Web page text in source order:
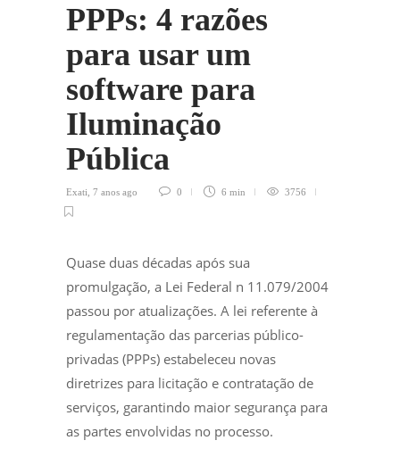
PPPs: 4 razões
para usar um
software para
Iluminação
Pública
Exati 7 anos ago 0 6 min 3756
Quase duas décadas após sua
promulgação, a Lei Federal n 11.079/2004
passou por atualizações. A lei referente à
regulamentação das parcerias público-
privadas (PPPs) estabeleceu novas
diretrizes para licitação e contratação de
serviços, garantindo maior segurança para
as partes envolvidas no processo.